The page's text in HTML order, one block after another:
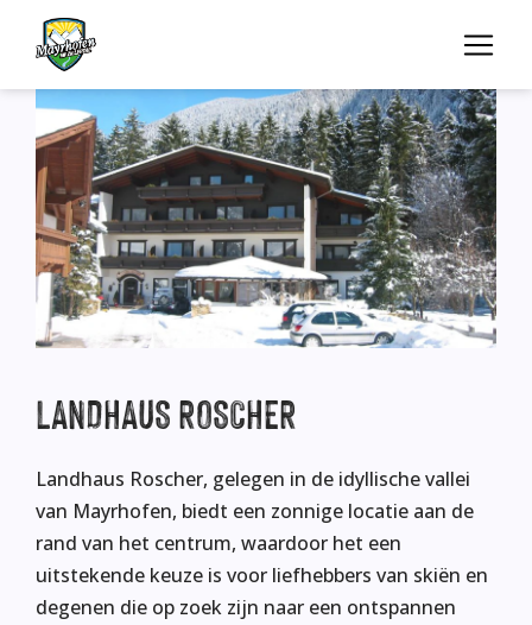
LANDHAUS ROSCHER
Landhaus Roscher, gelegen in de idyllische vallei
van Mayrhofen, biedt een zonnige locatie aan de
rand van het centrum, waardoor het een
uitstekende keuze is voor liefhebbers van skiën en
degenen die op zoek zijn naar een ontspannen